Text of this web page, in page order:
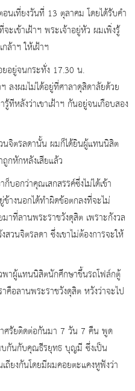
นเที่ยงวันที่ 13 ตุลาคม โดยได้รับคำ
เข้าเฝ้าฯ พระเจ้าอยู่หัว ผมเพิ่งรู้
ล้าฯ ให้เฝ้าฯ
อยู่จนกระทั่ง 17.30 น.
ลงผมไม่ได้อยู่ที่ศาลาดุสิดาลัยด้วย
ทีหลังว่าเขาเฝ้าฯ กันอยู่จนเกือบสอง
นจิตรลดานั้น ผมก็ได้ยินผู้แทนนิสิต
กหักหลังเสียแล้ว
บอกว่าคุณเสกสรรค์ซึ่งไม่ได้เข้า
างนอกได้ทำผิดข้อตกลงที่จะไม่
าที่ลานพระราชวังดุสิต เพราะกังวล
วนจิตรลดา ซึ่งเขาไม่ต้องการจะให้
พาผู้แทนนิสิตนักศึกษาขึ้นรถโฟล์กตู้
คือลานพระราชวังดุสิต หวังว่าจะไป
ศรัยติดต่อกันมา 7 วัน 7 คืน พูด
พบกันกับคุณธีรยุทธ บุญมี ซึ่งเป็น
ถียงกันโดยมีผมคอยตะแคงหูฟังว่า